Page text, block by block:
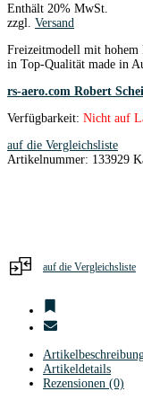
Enthält 20% MwSt.
zzgl. Versand
Freizeitmodell mit hohem
in Top-Qualität made in
rs-aero.com Robert
Verfügbarkeit: Nicht auf
auf die Vergleichsliste
Artikelnummer: 133929
auf die Vergleichsliste
Artikeldetails
Rezensionen (0)